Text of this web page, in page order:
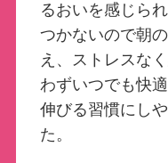
るおいを感じら
つかないので朝
え、ストレスな
わずいつでも快
伸びる習慣にし
た。